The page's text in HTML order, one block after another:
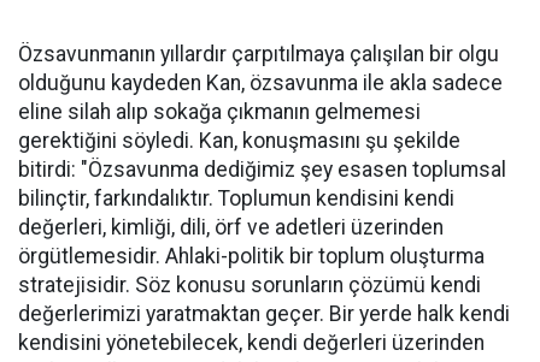
Özsavunmanın yıllardır çarpıtılmaya çalışılan bir olgu
olduğunu kaydeden Kan, özsavunma ile akla sadece
eline silah alıp sokağa çıkmanın gelmemesi
gerektiğini söyledi. Kan, konuşmasını şu şekilde
bitirdi: "Özsavunma dediğimiz şey esasen toplumsal
bilinçtir, farkındalıktır. Toplumun kendisini kendi
değerleri, kimliği, dili, örf ve adetleri üzerinden
örgütlemesidir. Ahlaki-politik bir toplum oluşturma
stratejisidir. Söz konusu sorunların çözümü kendi
değerlerimizi yaratmaktan geçer. Bir yerde halk kendi
kendisini yönetebilecek, kendi değerleri üzerinden